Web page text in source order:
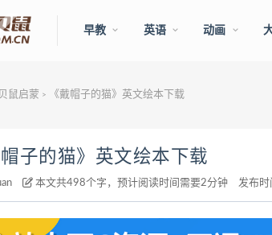
早教 英语 动画
鼠启蒙 > 《戴帽子的猫》英文绘本下载
帽子的猫》英文绘本下载
本文共498个字，预计阅读时间需要2分钟 发布时